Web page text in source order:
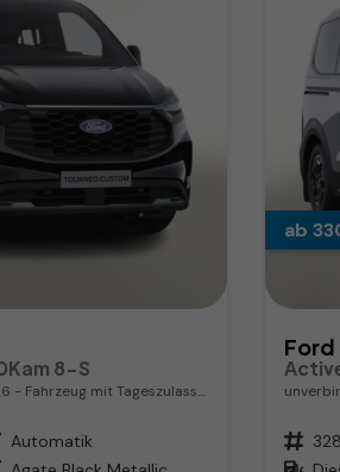
8-S
Fahrzeug mit Tageszulassung
Automatik
ab
Ford
Fahrzeugnr.